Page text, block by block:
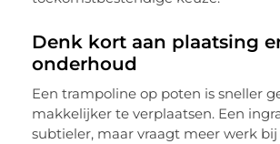
Denk kort aan plaatsing
onderhoud
Een trampoline op poten is sneller
makkelijker te verplaatsen. Een
subtieler, maar vraagt meer werk